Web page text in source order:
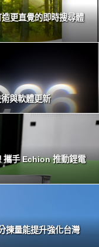
更直覺的即時搜尋體
與軟體更新
攜手 Echion 推動鋰電
揀量能提升強化台灣